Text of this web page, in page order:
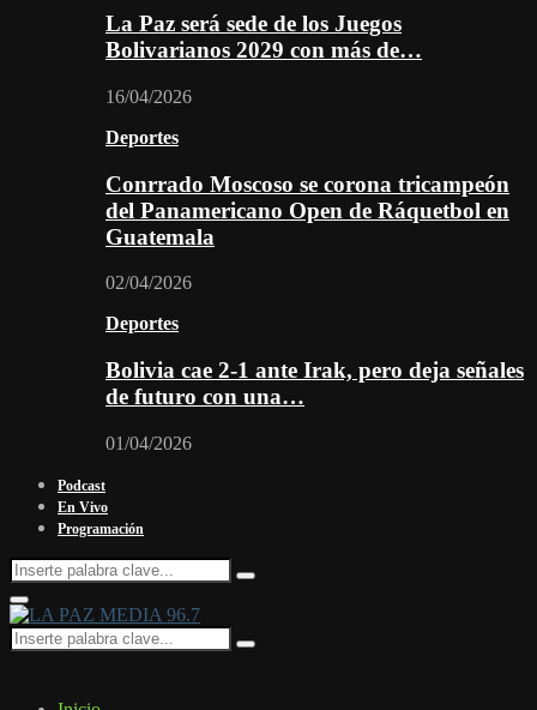
La Paz será sede de los Juegos
Bolivarianos 2029 con más de…
16/04/2026
Deportes
Conrrado Moscoso se corona tricampeón
del Panamericano Open de Ráquetbol en
Guatemala
02/04/2026
Deportes
Bolivia cae 2-1 ante Irak, pero deja señales
de futuro con una…
01/04/2026
Podcast
En Vivo
Programación
Search
for:
Search
Facebook
Twitter
Instagram
Youtube
Email
Twitch
Whatsapp
Primary
Menu
Search
for:
Search